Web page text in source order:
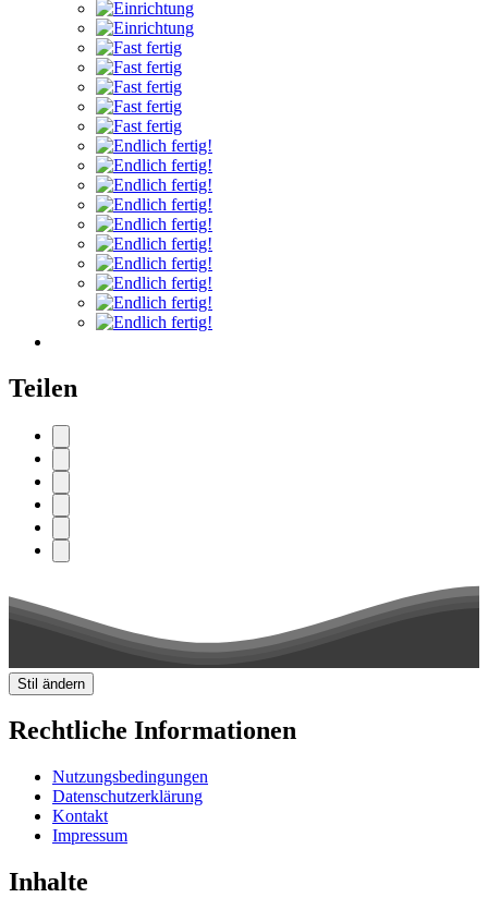
Teilen
Stil ändern
Rechtliche Informationen
Nutzungsbedingungen
Datenschutzerklärung
Kontakt
Impressum
Inhalte